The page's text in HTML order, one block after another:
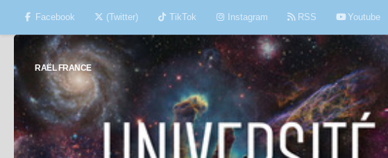
Skip to content
Facebook (Twitter) TikTok Instagram RSS Youtube
RAËL FRANCE